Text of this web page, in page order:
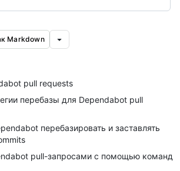
Markdown
pull requests
перебазы для Dependabot pull
перебазировать и заставлять
pull-запросами с помощью команд